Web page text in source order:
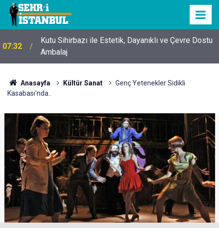
07:32
Kutu Sihirbazı ile Estetik, Dayanıklı ve Çevre Dostu
Ambalaj
Anasayfa Kültür Sanat
Genç Yetenekler Sidikli
Kasabası'nda..